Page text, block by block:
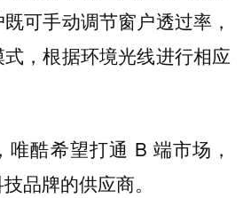
可手动调节窗户透过率，
，根据环境光线进行相应
唯酷希望打通 B 端市场，
品牌的供应商。